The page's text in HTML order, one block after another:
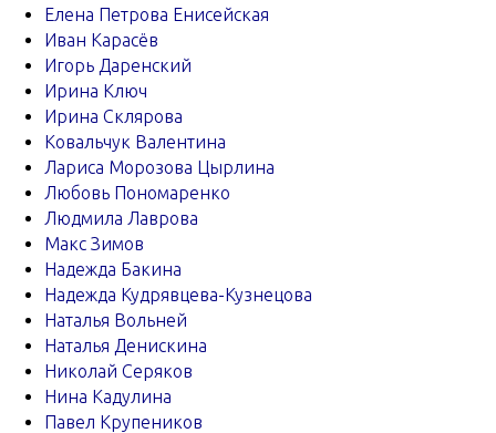
Елена Петрова Енисейская
Иван Карасёв
Игорь Даренский
Ирина Ключ
Ирина Склярова
Ковальчук Валентина
Лариса Морозова Цырлина
Любовь Пономаренко
Людмила Лаврова
Макс Зимов
Надежда Бакина
Надежда Кудрявцева-Кузнецова
Наталья Вольней
Наталья Денискина
Николай Серяков
Нина Кадулина
Павел Крупеников